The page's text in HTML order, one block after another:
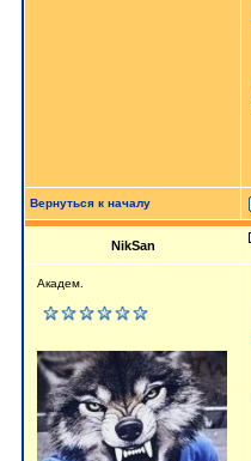
Вернуться к началу
NikSan
Академ.